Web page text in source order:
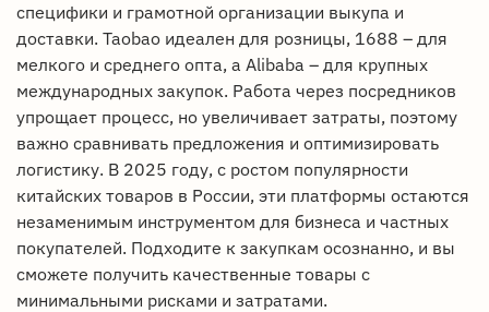
специфики и грамотной организации выкупа и
доставки. Taobao идеален для розницы, 1688 – для
мелкого и среднего опта, а Alibaba – для крупных
международных закупок. Работа через посредников
упрощает процесс, но увеличивает затраты, поэтому
важно сравнивать предложения и оптимизировать
логистику. В 2025 году, с ростом популярности
китайских товаров в России, эти платформы остаются
незаменимым инструментом для бизнеса и частных
покупателей. Подходите к закупкам осознанно, и вы
сможете получить качественные товары с
минимальными рисками и затратами.